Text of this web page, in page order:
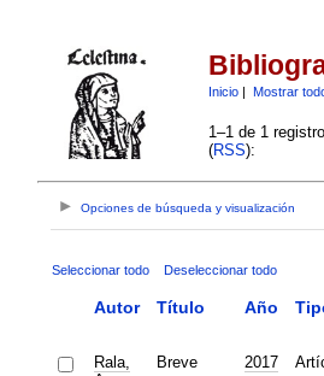
Inicio| Mostrar
1–1 de 1
(RSS):
Opciones de búsqueda y visualización
Seleccionar todo Deseleccionar todo
Autor Título Año
Rala,
Breve
2017